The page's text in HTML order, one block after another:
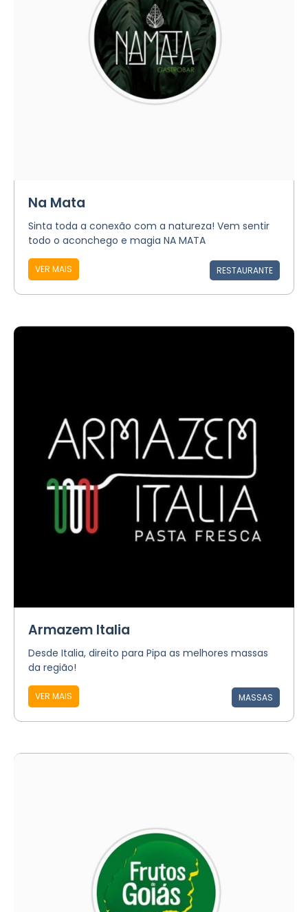
Na Mata
Sinta toda a conexão com a natureza! Vem sentir
todo o aconchego e magia NA MATA
VER MAIS RESTAURANTE
Armazem Italia
Desde Italia, direito para Pipa as melhores massas
da região!
VER MAIS MASSAS